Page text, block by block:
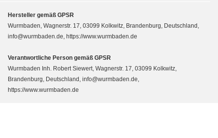
Hersteller gemäß GPSR
Wurmbaden, Wagnerstr. 17, 03099 Kolkwitz, Brandenburg, Deutschland,
info@wurmbaden.de, https://www.wurmbaden.de
Verantwortliche Person gemäß GPSR
Wurmbaden Inh. Robert Siewert, Wagnerstr. 17, 03099 Kolkwitz,
Brandenburg, Deutschland, info@wurmbaden.de,
https://www.wurmbaden.de